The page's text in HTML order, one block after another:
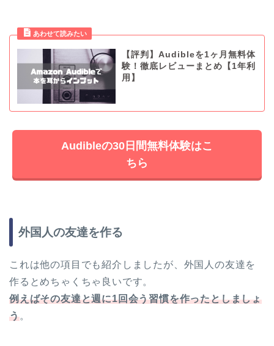
【評判】Audibleを1ヶ月無料体
験！徹底レビューまとめ【1年利
用】
Audibleの30日間無料体験はこ
ちら
外国人の友達を作る
これは他の項目でも紹介しましたが、外国人の友達を
作るとめちゃくちゃ良いです。
例えばその友達と週に1回会う習慣を作ったとしましょ
う。